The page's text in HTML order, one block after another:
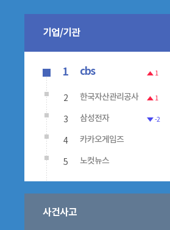
기업/기관
1 cbs 1
2 한국자산관리공사 1
3 삼성전자 -2
4 카카오게임즈
5 노컷뉴스
사건사고